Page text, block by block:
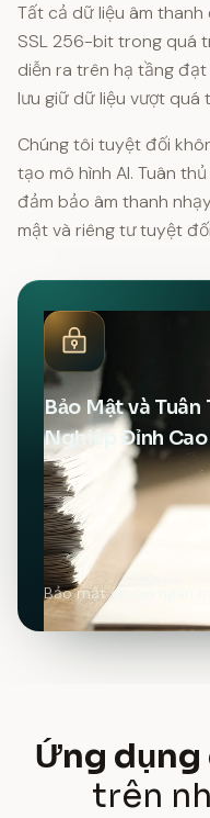
Tất cả dữ liệu âm
SSL 256-bit trong quá
diễn ra trên hạ tầng đạt
lưu giữ dữ liệu vượt quá
Chúng tôi tuyệt đối
tạo mô hình AI. Tuân thủ
đảm bảo âm thanh
mật và riêng tư tuyệt
Bảo Mật và Tuân
Nghiệp Đỉnh Cao
Bảo mật chuẩn ngân
Ứng
trên